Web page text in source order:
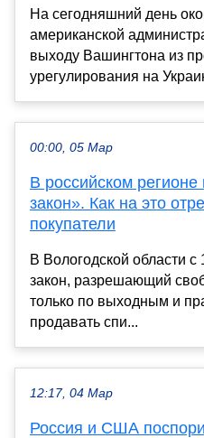
На сегодняшний день
американской
выходу Вашингтона из
урегулирования на
00:00, 05 Мар
В российском
закон». Как на это
покупатели
В Вологодской области с
закон, разрешающий
только по выходным и
продавать спи...
12:17, 04 Мар
Россия и США